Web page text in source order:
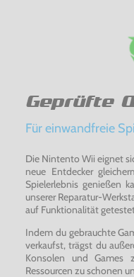
Geprüfte
Für einwandfreie
Die Nintento Wii eignet
neue Entdecker
Spielerlebnis genießen
unserer Reparatur-
auf Funktionalität
Indem du gebrauchte
verkaufst, trägst du
Konsolen und Games
Ressourcen zu schonen